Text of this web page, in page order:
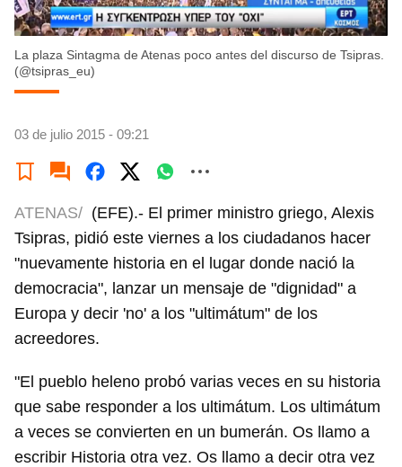
La plaza Sintagma de Atenas poco antes del discurso de Tsipras.
(@tsipras_eu)
03 de julio 2015 - 09:21
ATENAS/ (EFE).- El primer ministro griego, Alexis
Tsipras, pidió este viernes a los ciudadanos hacer
"nuevamente historia en el lugar donde nació la
democracia", lanzar un mensaje de "dignidad" a
Europa y decir 'no' a los "ultimátum" de los
acreedores.
"El pueblo heleno probó varias veces en su historia
que sabe responder a los ultimátum. Los ultimátum
a veces se convierten en un bumerán. Os llamo a
escribir Historia otra vez. Os llamo a decir otra vez